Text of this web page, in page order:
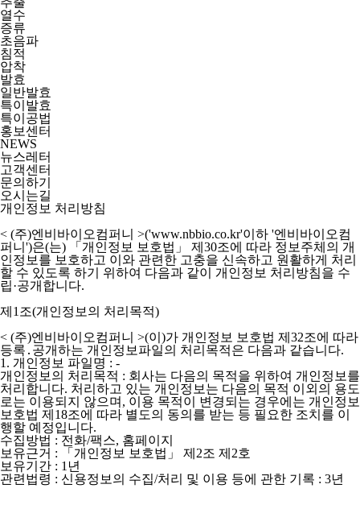
열수
증류
초음파
침적
압착
발효
일반발효
특이발효
특이공법
홍보센터
NEWS
뉴스레터
고객센터
문의하기
오시는길
개인정보 처리방침
< (주)엔비바이오컴퍼니 >('www.nbbio.co.kr'이하 '엔비바이오컴
퍼니')은(는) 「개인정보 보호법」 제30조에 따라 정보주체의 개
인정보를 보호하고 이와 관련한 고충을 신속하고 원활하게 처리
할 수 있도록 하기 위하여 다음과 같이 개인정보 처리방침을 수
립·공개합니다.
제1조(개인정보의 처리목적)
< (주)엔비바이오컴퍼니 >(이)가 개인정보 보호법 제32조에 따라
등록․공개하는 개인정보파일의 처리목적은 다음과 같습니다.
1. 개인정보 파일명 : -
개인정보의 처리목적 : 회사는 다음의 목적을 위하여 개인정보를
처리합니다. 처리하고 있는 개인정보는 다음의 목적 이외의 용도
로는 이용되지 않으며, 이용 목적이 변경되는 경우에는 개인정보
보호법 제18조에 따라 별도의 동의를 받는 등 필요한 조치를 이
행할 예정입니다.
수집방법 : 전화/팩스, 홈페이지
보유근거 : 「개인정보 보호법」 제2조 제2호
보유기간 : 1년
관련법령 : 신용정보의 수집/처리 및 이용 등에 관한 기록 : 3년